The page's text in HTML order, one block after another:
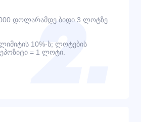
დოლარამდე ბიდი 3 ლოტზე
10%-ს; ლოტების
= 1 ლოტი.